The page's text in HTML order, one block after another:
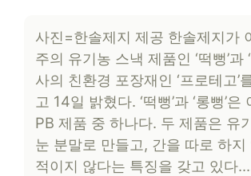
사진=한솔제지 제공 한솔제지가
주의 유기농 스낵 제품인 ‘떡뻥’과
사의 친환경 포장재인 ‘프로테고’
고 14일 밝혔다. ‘떡뻥’과 ‘롱뻥’은
PB 제품 중 하나다. 두 제품은 유
눈 분말로 만들고, 간을 따로 하지
적이지 않다는 특징을 갖고 있다